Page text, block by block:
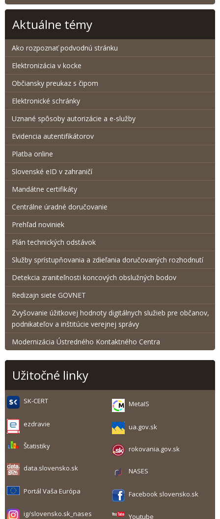
Aktuálne témy
Ako rozpoznať podvodnú stránku
Elektronizácia v kocke
Občiansky preukaz s čipom
Elektronické schránky
Uznané spôsoby autorizácie a e-služby
Evidencia autentifikátorov
Platba online
Slovenské eID v zahraničí
Mandátne certifikáty
Centrálne úradné doručovanie
Prehľad noviniek
Plán technických odstávok
Služby sprístupňovania a zdieľania doručovaných rozhodnutí
Detekcia zraniteľnosti koncových obslužných bodov
Redizajn siete GOVNET
Zvyšovanie úžitkovej hodnoty digitálnych služieb pre občanov,
podnikateľov a inštitúcie verejnej správy
Modernizácia Ústredného Kontaktného Centra
Užitočné linky
SK-CERT MetaIS
ezdravie ua.gov.sk
Štatistiky rokovania.gov.sk
data.slovensko.sk NASES
Portál Vaša Európa Facebook slovensko.sk
ig/slovensko.sk_nases Youtube